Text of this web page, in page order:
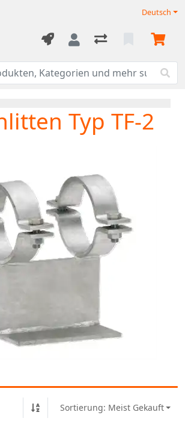
Deutsch
Typ TF-2
Sortierung: Meist Gekauft